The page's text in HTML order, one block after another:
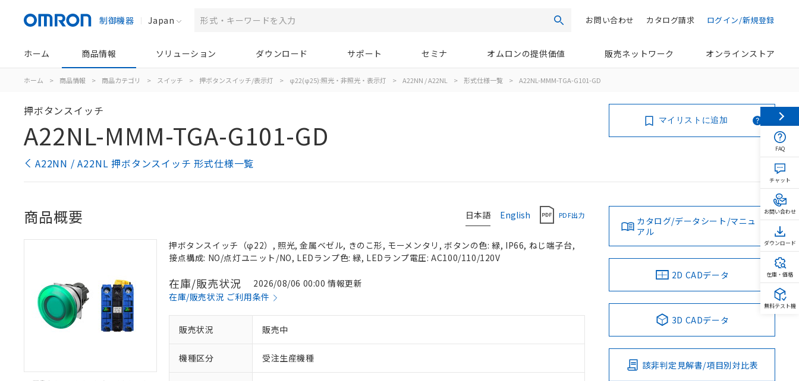
制御機器 Japan 検索 ログイン/新規登録
カタログ請求
お問い合わせ
ホーム 商品情報 ソリューション ダウンロード サポート セミナ オムロンの提供価値 販売ネットワーク オンラインストア
ホーム > 商品情報 > 商品カテゴリ > スイッチ > 押ボタンスイッチ/表示灯 > φ22(φ25):照光・非照光・表示灯 > A22NN / A22NL > 形式仕様一覧 > A22NL-MMM-TGA-G101-GD
押ボタンスイッチ
A22NL-MMM-TGA-G101-GD
A22NN / A22NL 押ボタンスイッチ 形式仕様一覧
マイリストに追加
日本語 English PDF出力
商品概要
押ボタンスイッチ（φ22）, 照光, 金属ベゼル, きのこ形, モーメンタリ, ボタンの色: 緑, IP66, ねじ端子台,
接点構成: NO/点灯ユニット/NO, LEDランプ色: 緑, LEDランプ電圧: AC100/110/120V
在庫/販売状況
2026/08/06 00:00 情報更新
在庫/販売状況 ご利用条件
販売状況 販売中
機種区分 受注生産機種
カタログ/データシート/マニュ
アル
2D CADデータ
3D CADデータ
該非判定見解書/項目別対比表
FAQ
チャット
お問い合わせ
ダウンロード
在庫・価格
無料テスト機